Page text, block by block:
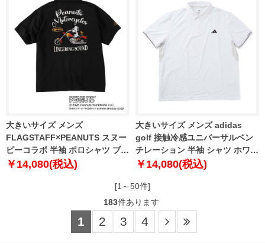
大きいサイズ メンズ
FLAGSTAFF×PEANUTS スヌー
ピーコラボ 半袖 ポロシャツ ブラ
ック 1278-6536-2 3L 4L 5L 6L
￥14,080(税込)
大きいサイズ メンズ adidas
golf 接触冷感ユニバーサルベン
チレーション 半袖 シャツ ホワイ
ト 1278-6210-1 4XL 5XL
￥14,080(税込)
[1～50件]
183件あります
1 2 3 4